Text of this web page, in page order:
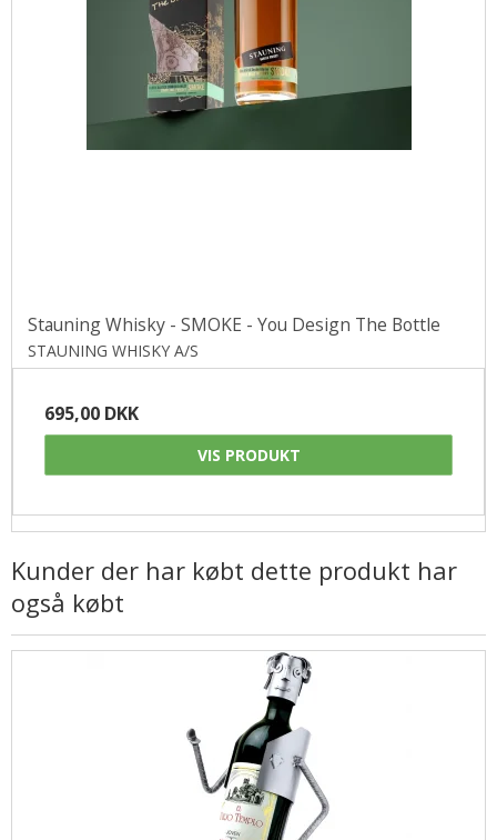
Stauning Whisky - SMOKE - You Design The Bottle
STAUNING WHISKY A/S
695,00 DKK
VIS PRODUKT
Kunder der har købt dette produkt har
også købt